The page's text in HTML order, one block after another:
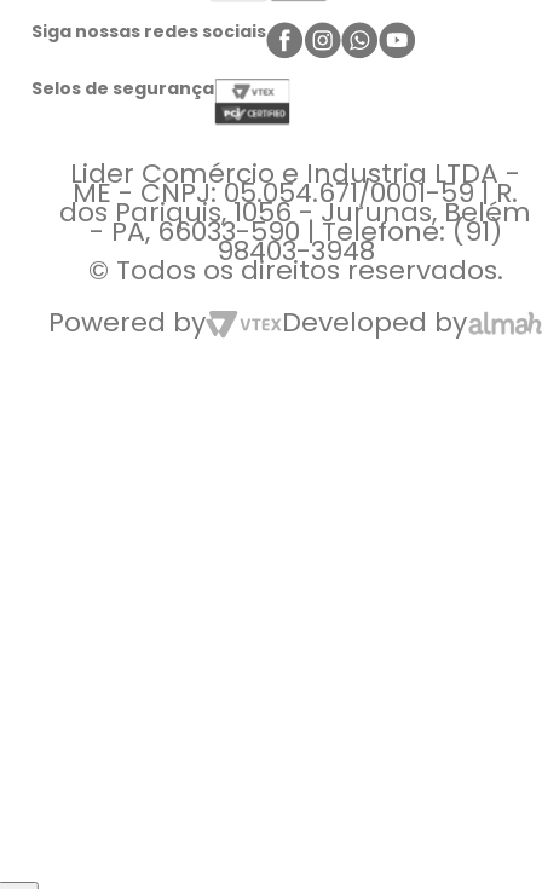
Siga nossas redes sociais
Selos de segurança
Lider Comércio e Industria LTDA -
ME - CNPJ: 05.054.671/0001-59 | R.
dos Pariquis, 1056 - Jurunas, Belém
- PA, 66033-590 | Telefone: (91)
98403-3948
© Todos os direitos reservados.
Powered by
Developed by